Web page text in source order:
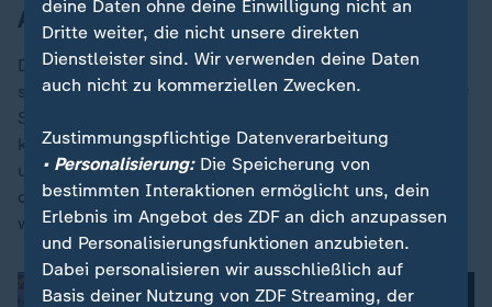
Angehörigen helfen
Der Oldenburger Polizeipräsident Andreas Sagehorn
schreibt in einer ersten Mitteilung zur Anklage: "Dieser
Schritt ist Teil des rechtsstaatlichen Verfahrens und
kann - ganz unabhängig vom Urteil - den Angehörigen
und Freunden des Verstorbenen bei der Verarbeitung
dieses schrecklichen Ereignisses helfen. Ihnen gilt
weiterhin mein Mitgefühl."
deine Daten ohne deine Einwilligung nicht an
Dritte weiter, die nicht unsere direkten
Dienstleister sind. Wir verwenden deine Daten
auch nicht zu kommerziellen Zwecken.
Zustimmungspflichtige Datenverarbeitung
• Personalisierung:Die Speicherung von
bestimmten Interaktionen ermöglicht uns, dein
Erlebnis im Angebot des ZDF an dich anzupassen
und Personalisierungsfunktionen anzubieten.
Dabei personalisieren wir ausschließlich auf
Basis deiner Nutzung von ZDF Streaming, der